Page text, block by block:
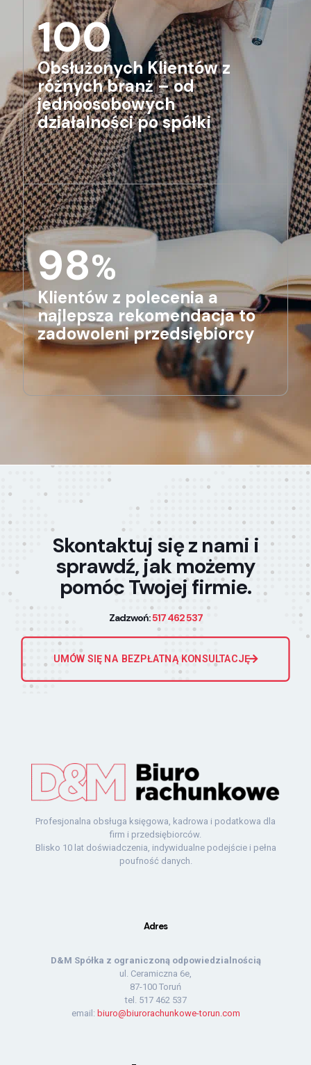
100
Obsłużonych Klientów z
różnych branż – od
jednoosobowych
działalności po spółki
98%
Klientów z polecenia a
najlepsza rekomendacja to
zadowoleni przedsiębiorcy
Skontaktuj się z nami i
sprawdź, jak możemy
pomóc Twojej firmie.
Zadzwoń:517 462 537
UMÓW SIĘ NA BEZPŁATNĄ KONSULTACJĘ
Profesjonalna obsługa księgowa, kadrowa i podatkowa dla
firm i przedsiębiorców.
Blisko 10 lat doświadczenia, indywidualne podejście i pełna
poufność danych.
Adres
D&M Spółka z ograniczoną odpowiedzialnością
ul. Ceramiczna 6e,
87-100 Toruń
tel. 517 462 537
email: biuro@biurorachunkowe-torun.com